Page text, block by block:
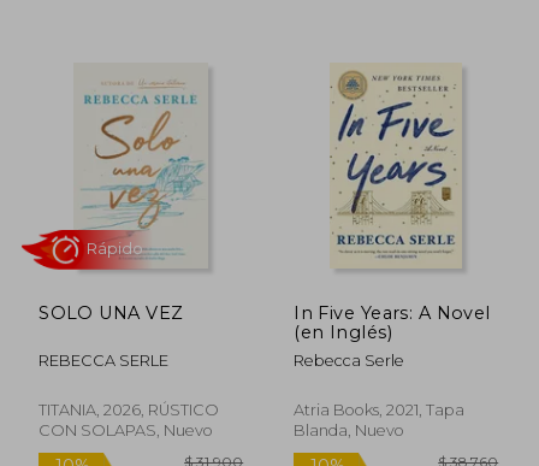
5%
dcto.
SOLO UNA VEZ
REBECCA SERLE
TITANIA, 2026, RÚSTICO
CON SOLAPAS, Nuevo
Rápido
In Five Years: A Novel
(en Inglés)
Rebecca Serle
Atria Books, 2021, Tapa
Blanda, Nuevo